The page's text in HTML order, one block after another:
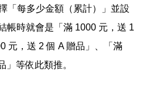
「每多少金額（累計）」並設
帳時就會是「滿 1000 元，送 1
元，送 2 個 A 贈品」、「滿
」等依此類推。